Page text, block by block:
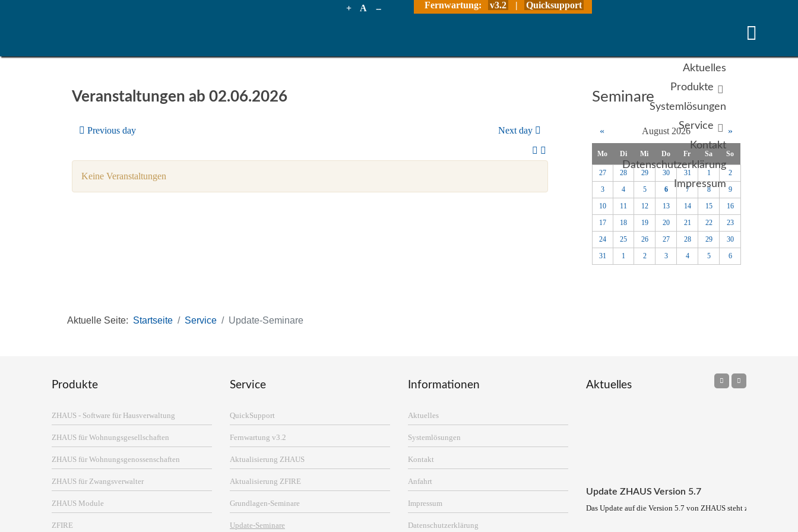
+ A -- Fernwartung: v3.2 | Quicksupport
Aktuelles
Produkte
Systemlösungen
Service
Kontakt
Datenschutzerklärung
Impressum
Veranstaltungen ab 02.06.2026
Previous day Next day
Keine Veranstaltungen
Seminare
« August 2026 »
Mo Di Mi Do Fr Sa So
27 28 29 30 31 1
2
3
4 5 6 7 8
9
10
11 12 13 14 15
16
17
18 19 20 21 22
23
24
25 26 27 28 29
30
31
1 2 3 4 5 6
Aktuelle Seite: Startseite Service Update-Seminare
Produkte
ZHAUS - Software für Hausverwaltung
ZHAUS für Wohnungsgesellschaften
ZHAUS für Wohnungsgenossenschaften
ZHAUS für Zwangsverwalter
ZHAUS Module
ZFIRE
Service
QuickSupport
Fernwartung v3.2
Aktualisierung ZHAUS
Aktualisierung ZFIRE
Grundlagen-Seminare
Update-Seminare
Informationen
Aktuelles
Systemlösungen
Kontakt
Anfahrt
Impressum
Datenschutzerklärung
Aktuelles
Update ZHAUS Version 5.7
Das Update auf die Version 5.7 von ZHAUS steht zum